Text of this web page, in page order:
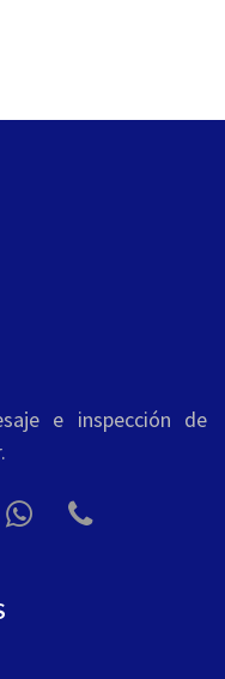
e inspección de